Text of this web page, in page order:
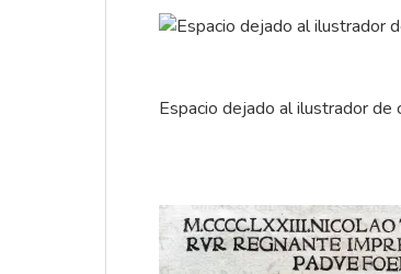
Espacio dejado al ilustrador de